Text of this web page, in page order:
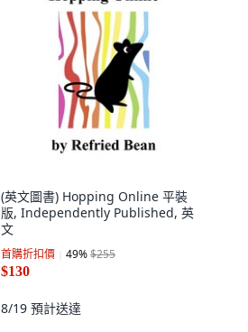
(英文圖書) Hopping Online 平裝
版, Independently Published, 英
文
首購折扣價 49%$255
$130
8/19 預計送達